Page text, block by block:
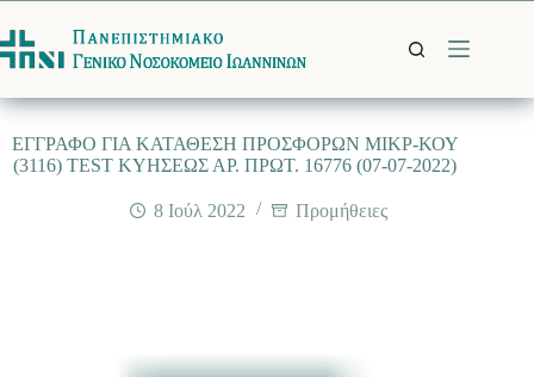
στο
περιεχόμενο
ΕΓΓΡΑΦΟ ΓΙΑ ΚΑΤΑΘΕΣΗ ΠΡΟΣΦΟΡΩΝ ΜΙΚΡ-ΚΟΥ
(3116) TEST ΚΥΗΣΕΩΣ ΑΡ. ΠΡΩΤ. 16776 (07-07-2022)
8 Ιούλ 2022 Προμήθειες